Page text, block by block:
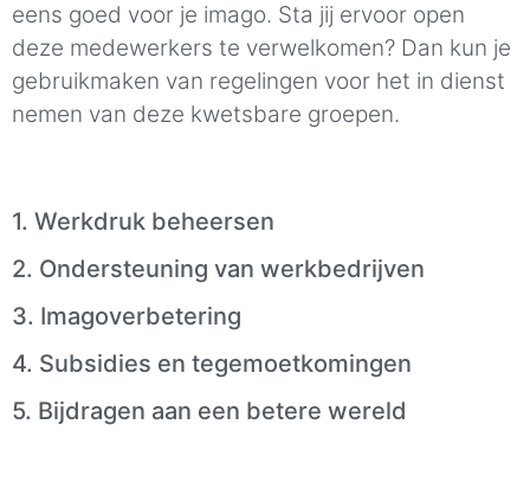
eens goed voor je imago. Sta jij ervoor open
deze medewerkers te verwelkomen? Dan kun je
gebruikmaken van regelingen voor het in dienst
nemen van deze kwetsbare groepen.
1. Werkdruk beheersen
2. Ondersteuning van werkbedrijven
3. Imagoverbetering
4. Subsidies en tegemoetkomingen
5. Bijdragen aan een betere wereld